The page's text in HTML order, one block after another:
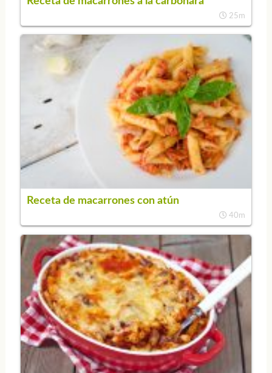
25m
Receta de macarrones con atún
40m